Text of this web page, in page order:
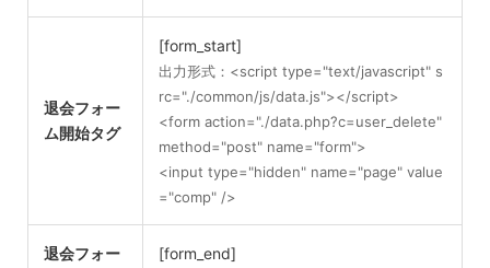
退会フォー
ム開始タグ
[form_start]
出力形式：<script type="text/javascript" s
rc="./common/js/data.js"></script>
<form action="./data.php?c=user_delete"
method="post" name="form">
<input type="hidden" name="page" value
="comp" />
退会フォー
[form_end]